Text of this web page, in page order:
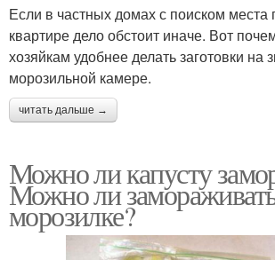
Если в частных домах с поиском места
квартире дело обстоит иначе. Вот
хозяйкам удобнее делать заготовки на
морозильной камере.
читать дальше →
Можно ли капусту
Можно ли
морозилке?